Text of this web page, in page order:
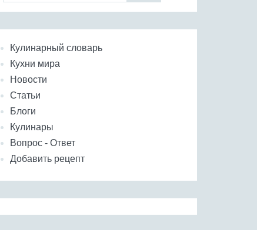
Кулинарный словарь
Кухни мира
Новости
Статьи
Блоги
Кулинары
Вопрос - Ответ
Добавить рецепт